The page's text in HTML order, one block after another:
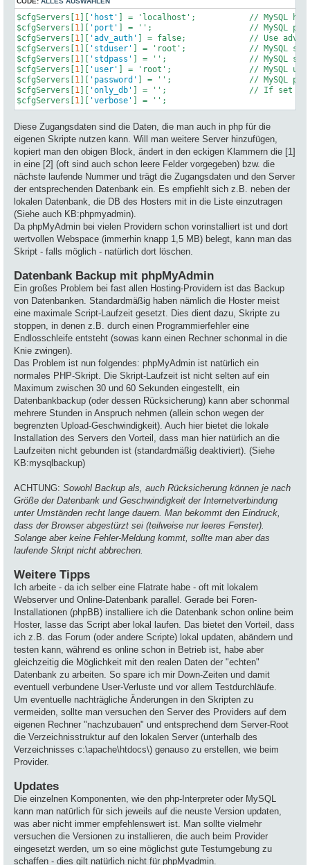
$cfgServers[1 ][ 'host' ] = 'localhost';           // MySQL
$cfgServers[1 ][ 'port' ] = '';                    // MySQL port
$cfgServers[1 ][ 'adv_auth' ] = false;             // Use
$cfgServers[1 ][ 'stduser' ] = 'root';             // MySQL
$cfgServers[1 ][ 'stdpass' ] = '';                 // MySQL
$cfgServers[1 ][ 'user' ] = 'root';                // MySQL user
$cfgServers[1 ][ 'password' ] = '';                // MySQL
$cfgServers[1 ][ 'only_db' ] = '';                 // If set to a
$cfgServers[1 ][ 'verbose' ] = '';
Diese Zugangsdaten sind die Daten, die man auch in php für die
eigenen Skripte nutzen kann. Will man weitere Server hinzufügen,
kopiert man den obigen Block, ändert in den eckigen Klammern die [1]
in eine [2] (oft sind auch schon leere Felder vorgegeben) bzw. die
nächste laufende Nummer und trägt die Zugangsdaten und den Server
der entsprechenden Datenbank ein. Es empfiehlt sich z.B. neben der
lokalen Datenbank, die DB des Hosters mit in die Liste einzutragen
(Siehe auch KB:phpmyadmin).
Da phpMyAdmin bei vielen Providern schon vorinstalliert ist und dort
wertvollen Webspace (immerhin knapp 1,5 MB) belegt, kann man das
Skript - falls möglich - natürlich dort löschen.
Datenbank Backup mit phpMyAdmin
Ein großes Problem bei fast allen Hosting-Providern ist das Backup
von Datenbanken. Standardmäßig haben nämlich die Hoster meist
eine maximale Script-Laufzeit gesetzt. Dies dient dazu, Skripte zu
stoppen, in denen z.B. durch einen Programmierfehler eine
Endlosschleife entsteht (sowas kann einen Rechner schonmal in die
Knie zwingen).
Das Problem ist nun folgendes: phpMyAdmin ist natürlich ein
normales PHP-Skript. Die Skript-Laufzeit ist nicht selten auf ein
Maximum zwischen 30 und 60 Sekunden eingestellt, ein
Datenbankbackup (oder dessen Rücksicherung) kann aber schonmal
mehrere Stunden in Anspruch nehmen (allein schon wegen der
begrenzten Upload-Geschwindigkeit). Auch hier bietet die lokale
Installation des Servers den Vorteil, dass man hier natürlich an die
Laufzeiten nicht gebunden ist (standardmäßig deaktiviert). (Siehe
KB:mysqlbackup)
ACHTUNG: Sowohl Backup als, auch Rücksicherung können je nach
Größe der Datenbank und Geschwindigkeit der Internetverbindung
unter Umständen recht lange dauern. Man bekommt den Eindruck,
dass der Browser abgestürzt sei (teilweise nur leeres Fenster).
Solange aber keine Fehler-Meldung kommt, sollte man aber das
laufende Skript nicht abbrechen.
Weitere Tipps
Ich arbeite - da ich selber eine Flatrate habe - oft mit lokalem
Webserver und Online-Datenbank parallel. Gerade bei Foren-
Installationen (phpBB) installiere ich die Datenbank schon online beim
Hoster, lasse das Script aber lokal laufen. Das bietet den Vorteil, dass
ich z.B. das Forum (oder andere Scripte) lokal updaten, abändern und
testen kann, während es online schon in Betrieb ist, habe aber
gleichzeitig die Möglichkeit mit den realen Daten der "echten"
Datenbank zu arbeiten. So spare ich mir Down-Zeiten und damit
eventuell verbundene User-Verluste und vor allem Testdurchläufe.
Um eventuelle nachträgliche Änderungen in den Skripten zu
vermeiden, sollte man versuchen den Server des Providers auf dem
eigenen Rechner "nachzubauen" und entsprechend dem Server-Root
die Verzeichnisstruktur auf den lokalen Server (unterhalb des
Verzeichnisses c:\apache\htdocs\) genauso zu erstellen, wie beim
Provider.
Updates
Die einzelnen Komponenten, wie den php-Interpreter oder MySQL
kann man natürlich für sich jeweils auf die neuste Version updaten,
was aber nicht immer empfehlenswert ist. Man sollte vielmehr
versuchen die Versionen zu installieren, die auch beim Provider
eingesetzt werden, um so eine möglichst gute Testumgebung zu
schaffen - dies gilt natürlich nicht für phpMyadmin.